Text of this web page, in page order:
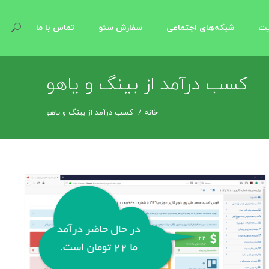
شبکه‌های اجتماعی سفارش سئو تماس با ما
کسب درآمد از بینگ و یاهو
خانه کسب درآمد از بینگ و یاهو